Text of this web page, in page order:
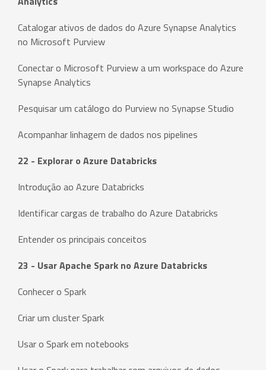
Catalogar ativos de dados do Azure Synapse Analytics
no Microsoft Purview
Conectar o Microsoft Purview a um workspace do Azure
Synapse Analytics
Pesquisar um catálogo do Purview no Synapse Studio
Acompanhar linhagem de dados nos pipelines
22 - Explorar o Azure Databricks
Introdução ao Azure Databricks
Identificar cargas de trabalho do Azure Databricks
Entender os principais conceitos
23 - Usar Apache Spark no Azure Databricks
Conhecer o Spark
Criar um cluster Spark
Usar o Spark em notebooks